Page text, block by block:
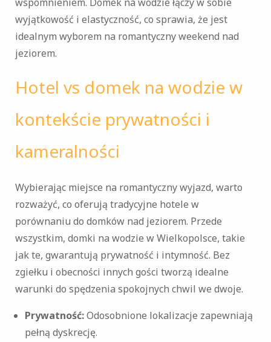
wyjątkowość i elastyczność, co sprawia, że jest
idealnym wyborem na romantyczny weekend nad
jeziorem.
Hotel vs domek na wodzie w
kontekście prywatności i
kameralności
Wybierając miejsce na romantyczny wyjazd, warto
rozważyć, co oferują tradycyjne hotele w
porównaniu do domków nad jeziorem. Przede
wszystkim, domki na wodzie w Wielkopolsce, takie
jak te, gwarantują prywatność i intymność. Bez
zgiełku i obecności innych gości tworzą idealne
warunki do spędzenia spokojnych chwil we dwoje.
Prywatność:Odosobnione lokalizacje zapewniają
pełną dyskrecję.